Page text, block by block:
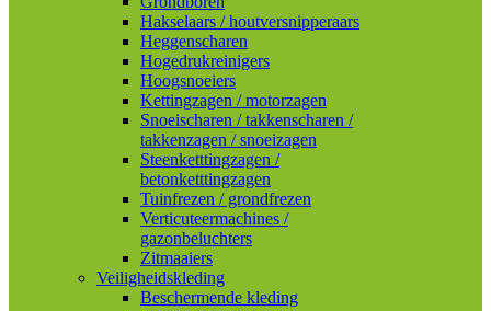
Hakselaars / houtversnipperaars
Heggenscharen
Hogedrukreinigers
Hoogsnoeiers
Kettingzagen / motorzagen
Snoeischaren / takkenscharen /
takkenzagen / snoeizagen
Steenketttingzagen /
betonketttingzagen
Tuinfrezen / grondfrezen
Verticuteermachines /
gazonbeluchters
Zitmaaiers
Veiligheidskleding
Beschermende kleding